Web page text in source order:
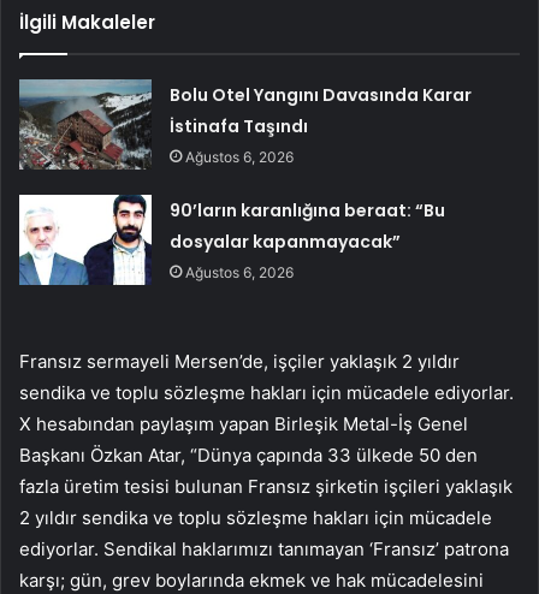
İlgili Makaleler
Bolu Otel Yangını Davasında Karar
İstinafa Taşındı
Ağustos 6, 2026
90’ların karanlığına beraat: “Bu
dosyalar kapanmayacak”
Ağustos 6, 2026
Fransız sermayeli Mersen’de, işçiler yaklaşık 2 yıldır
sendika ve toplu sözleşme hakları için mücadele ediyorlar.
X hesabından paylaşım yapan Birleşik Metal-İş Genel
Başkanı Özkan Atar, “Dünya çapında 33 ülkede 50 den
fazla üretim tesisi bulunan Fransız şirketin işçileri yaklaşık
2 yıldır sendika ve toplu sözleşme hakları için mücadele
ediyorlar. Sendikal haklarımızı tanımayan ‘Fransız’ patrona
karşı; gün, grev boylarında ekmek ve hak mücadelesini